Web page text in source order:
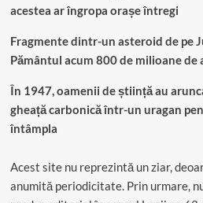
acestea ar îngropa orașe întregi
Fragmente dintr-un asteroid de pe
Pământul acum 800 de milioane de
În 1947, oamenii de știință au
gheață carbonică într-un uragan
întâmpla
Acest site nu reprezintă un ziar,
anumită periodicitate. Prin urmare,